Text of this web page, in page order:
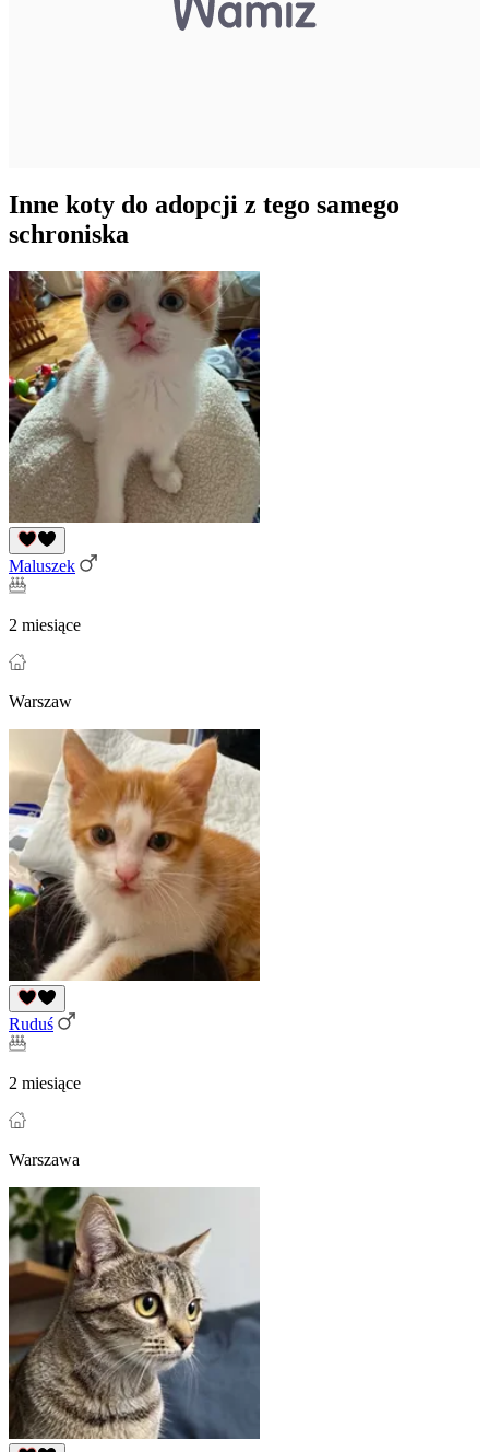
Inne koty do adopcji z tego samego
schroniska
Maluszek
2 miesiące
Warszaw
Ruduś
2 miesiące
Warszawa